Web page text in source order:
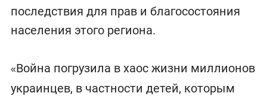
последствия для прав и благосостояния
населения этого региона.
«Война погрузила в хаос жизни миллионов
украинцев, в частности детей, которым